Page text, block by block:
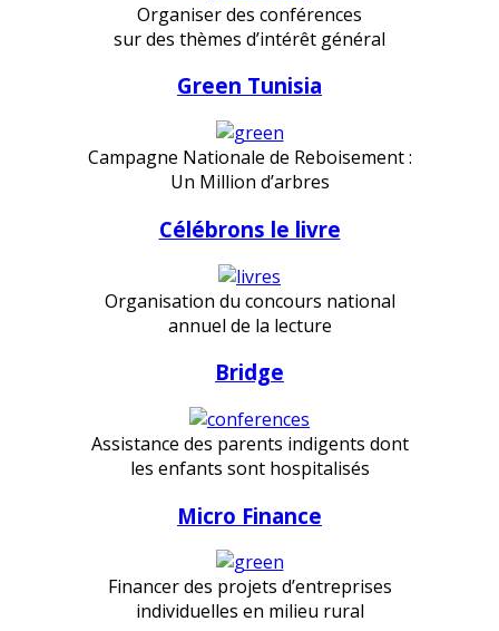
Organiser des conférences
sur des thèmes d’intérêt général
Green Tunisia
Campagne Nationale de Reboisement :
Un Million d’arbres
Célébrons le livre
Organisation du concours national
annuel de la lecture
Bridge
Assistance des parents indigents dont
les enfants sont hospitalisés
Micro Finance
Financer des projets d’entreprises
individuelles en milieu rural